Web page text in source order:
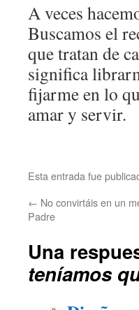
A veces
Buscamos el
que tratan de
significa
fijarme en lo
amar y servir.
Esta entrada fue
← No convirtáis en un
Padre
Una
teníamos